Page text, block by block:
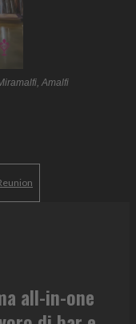
Amalfi
all-in-one